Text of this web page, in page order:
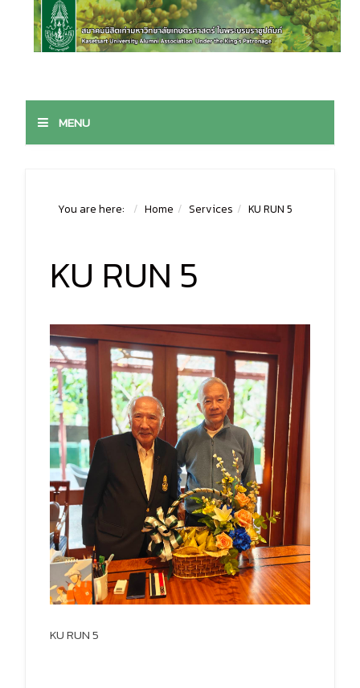
MENU
You are here: Home Services KU RUN 5
KU RUN 5
KU RUN 5